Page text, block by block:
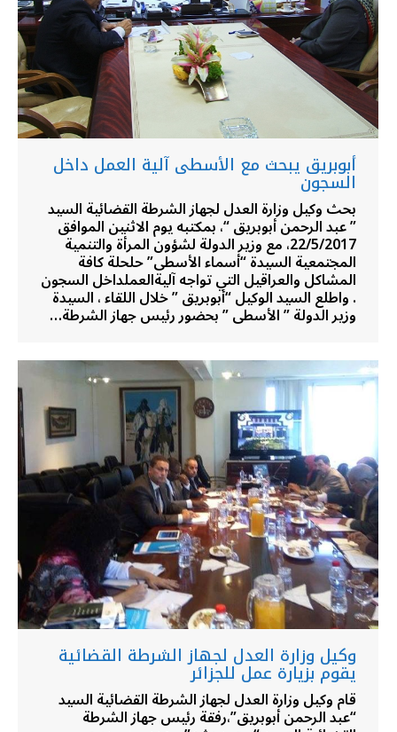
أبوبريق يبحث مع الأسطى آلية العمل داخل
السجون
بحث وكيل وزارة العدل لجهاز الشرطة القضائية السيد
” عبد الرحمن أبوبريق “، بمكتبه يوم الاثنين الموافق
22/5/2017، مع وزير الدولة لشؤون المرأة والتنمية
المجتمعية السيدة “أسماء الأسطى” حلحلة كافة
المشاكل والعراقيل التي تواجه آليةالعملداخل السجون
. واطلع السيد الوكيل “أبوبريق ” خلال اللقاء ، السيدة
وزير الدولة ” الأسطى ” بحضور رئيس جهاز الشرطة…
وكيل وزارة العدل لجهاز الشرطة القضائية
يقوم بزيارة عمل للجزائر
قام وكيل وزارة العدل لجهاز الشرطة القضائية السيد
“عبد الرحمن أبوبريق”،رفقة رئيس جهاز الشرطة